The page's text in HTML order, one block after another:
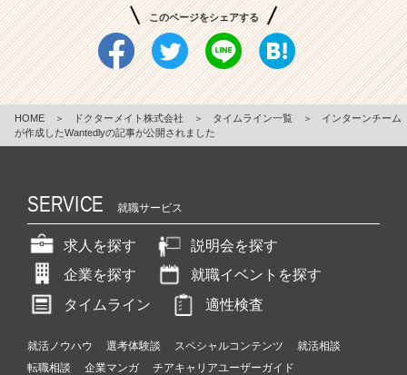
このページをシェアする
HOME ＞ ドクターメイト株式会社 ＞ タイムライン一覧 ＞
インターンチーム
が作成したWantedlyの記事が公開されました
SERVICE 就職サービス
求人を探す
説明会を探す
企業を探す
就職イベントを探す
タイムライン
適性検査
就活ノウハウ 選考体験談 スペシャルコンテンツ
就活相談
転職相談
企業マンガ チアキャリアユーザーガイド